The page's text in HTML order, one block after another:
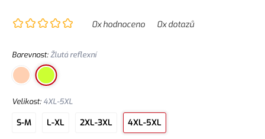
0x hodnoceno 0x dotazů
Barevnost:Žlutá reflexní
Velikost: 4XL-5XL
S-M L-XL 2XL-3XL 4XL-5XL